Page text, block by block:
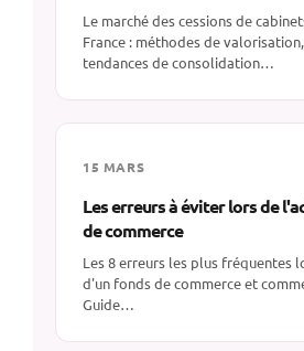
Le marché des cessions de
France : méthodes de
tendances de consolidation…
15 MARS
Les erreurs à éviter lors de
de commerce
Les 8 erreurs les plus fréquentes
d'un fonds de commerce et
Guide…